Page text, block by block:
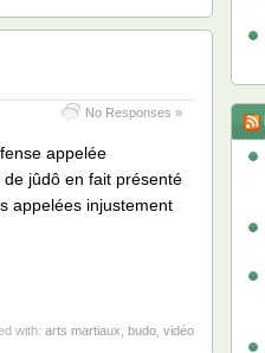
No Responses »
appelée
jûdô en fait présenté
appelées injustement
with: arts martiaux budo, vidéo